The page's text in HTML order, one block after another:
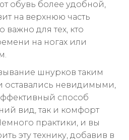
обувь более удобной,
на верхнюю часть
важно для тех, кто
на ногах или
шнурков таким
оставались невидимыми,
способ
вид, так и комфорт
практики, и вы
эту технику, добавив в